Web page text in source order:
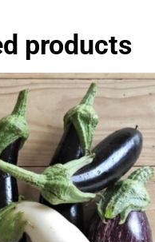
products